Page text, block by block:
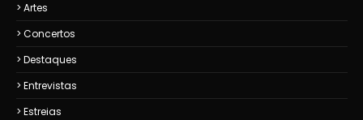
Artes
Concertos
Destaques
Entrevistas
Estreias